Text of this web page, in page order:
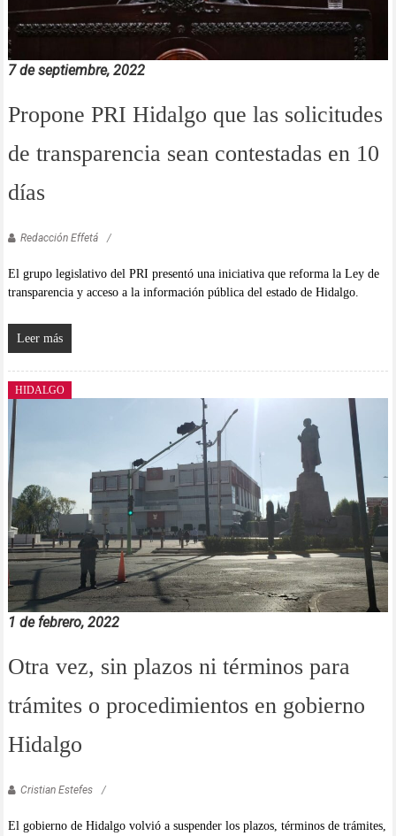
7 de septiembre, 2022
Propone PRI Hidalgo que las solicitudes
de transparencia sean contestadas en 10
días
Redacción Effetá
El grupo legislativo del PRI presentó una iniciativa que reforma la Ley de
transparencia y acceso a la información pública del estado de Hidalgo.
Leer más
HIDALGO
1 de febrero, 2022
Otra vez, sin plazos ni términos para
trámites o procedimientos en gobierno
Hidalgo
Cristian Estefes
El gobierno de Hidalgo volvió a suspender los plazos, términos de trámites,